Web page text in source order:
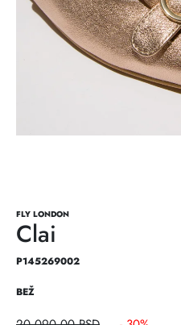
FLY LONDON
Clai
P145269002
BEŽ